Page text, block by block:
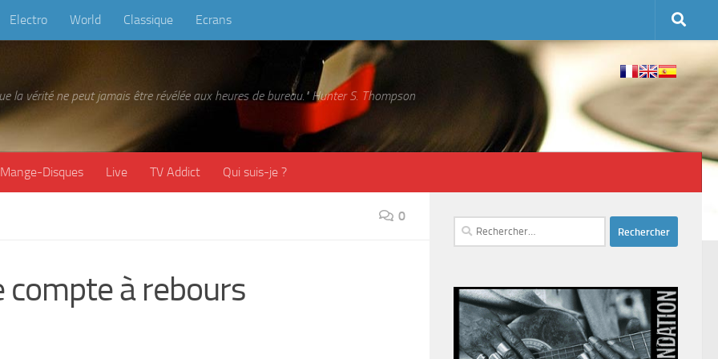
Electro World Classique Ecrans
la vérité ne peut jamais être révélée aux heures de bureau." Hunter S. Thompson
Mange-Disques Live TV Addict Qui suis-je ?
0
compte à rebours
Rechercher :